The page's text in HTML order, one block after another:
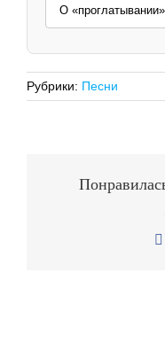
О
Рубрики: Песни